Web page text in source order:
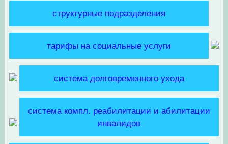
структурные подразделения
тарифы на социальные услуги
система долговременного ухода
система компл. реабилитации и абилитации
инвалидов